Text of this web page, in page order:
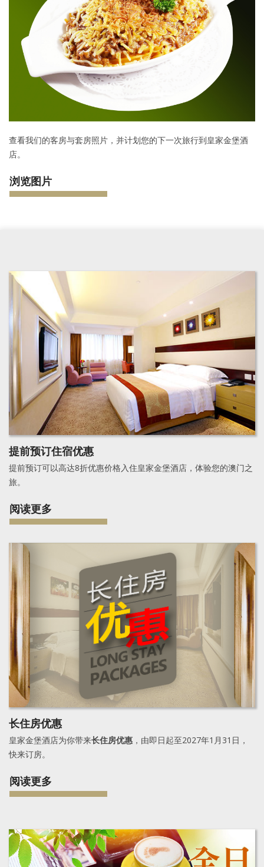
查看我们的客房与套房照片，并计划您的下一次旅行到皇家金堡酒
店。
浏览图片
提前预订住宿优惠
提前预订可以高达8折优惠价格入住皇家金堡酒店，体验您的澳门之
旅。
阅读更多
长住房优惠
皇家金堡酒店为你带来长住房优惠 ，由即日起至2027年1月31日，
快来订房。
阅读更多